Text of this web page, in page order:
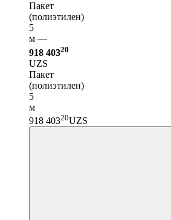
Пакет
(полиэтилен)
5
м —
918 40320
UZS
Пакет
(полиэтилен)
5
м
918 40320UZS